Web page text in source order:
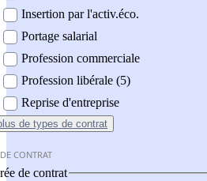
Insertion par l'activ.éco.
Portage salarial
Profession commerciale
Profession libérale (5)
Reprise d'entreprise
de types de contrat
CONTRAT
de contrat